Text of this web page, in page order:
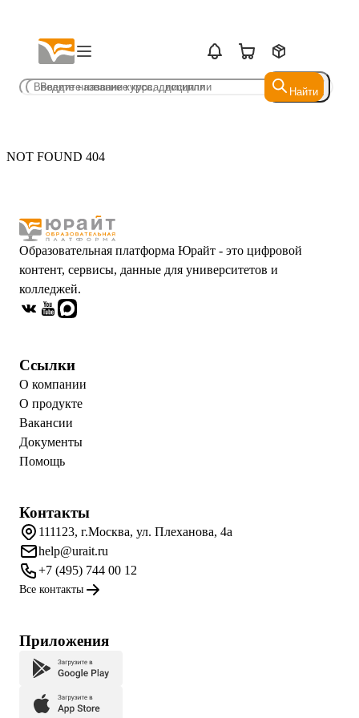
Найти
Найти
NOT FOUND 404
Образовательная платформа Юрайт - это цифровой
контент, сервисы, данные для университетов и
колледжей.
Ссылки
О компании
О продукте
Вакансии
Документы
Помощь
Контакты
111123, г.Москва, ул. Плеханова, 4а
help@urait.ru
+7 (495) 744 00 12
Все контакты
Приложения